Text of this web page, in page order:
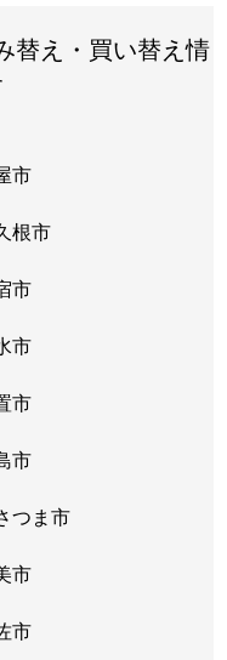
替え・買い替え情
市
根市
市
市
市
市
つま市
市
市